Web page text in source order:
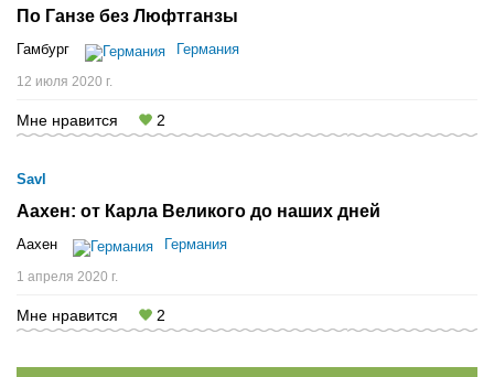
По Ганзе без Люфтганзы
Гамбург Германия
12 июля 2020 г.
Мне нравится 2
Savl
Аахен: от Карла Великого до наших дней
Аахен Германия
1 апреля 2020 г.
Мне нравится 2